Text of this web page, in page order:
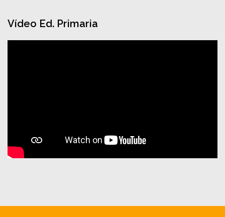
Vídeo Ed. Primaria